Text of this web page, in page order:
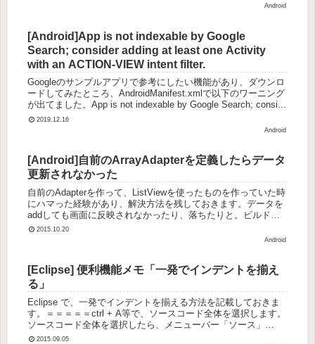
Android
[Android]App is not indexable by Google
Search; consider adding at least one Activity
with an ACTION-VIEW intent filter.
Googleのサンプルアプリで参考にしたい機能があり、ダウンロ
ードしてみたところ、AndroidManifest.xmlで以下のワーニング
が出てました。App is not indexable by Google Search; consi...
2019.12.16
Android
[Android]自前のArrayAdapterを定義したらデータ
更新されなかった
自前のAdapterを作って、ListViewを使ったものを作っていた時
にハマった経験があり、解決方法を残しておきます。データを
addしても画面に反映されなかったり、落ちたりと。ビルドエ
ラーやワーニングはでてなかったし、デバッグしてもデータ...
2015.10.20
Android
[Eclipse] 便利機能メモ「一発でインデントを揃え
る」
Eclipse で、一発でインデントを揃える方法を記載しておきま
す。＝＝＝＝＝ctrl + A等で、ソースコード全体を選択します。
ソースコード全体を選択したら、メニューバー「ソース」
→「インデントの訂正」を選択します。「インデントの訂正」
2015.09.05